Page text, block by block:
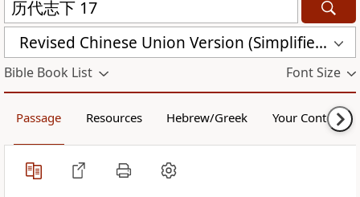
Revised Chinese Union Version (Simplified Script) Shen Edition (RCU17SS)
Bible Book List Font Size
Passage Resources Hebrew/Greek Your Content